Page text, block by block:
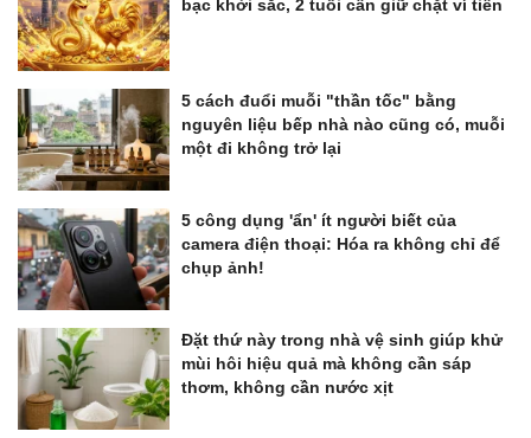
bạc khởi sắc, 2 tuổi cần giữ chặt ví tiền
5 cách đuổi muỗi "thần tốc" bằng
nguyên liệu bếp nhà nào cũng có, muỗi
một đi không trở lại
5 công dụng 'ẩn' ít người biết của
camera điện thoại: Hóa ra không chỉ để
chụp ảnh!
Đặt thứ này trong nhà vệ sinh giúp khử
mùi hôi hiệu quả mà không cần sáp
thơm, không cần nước xịt